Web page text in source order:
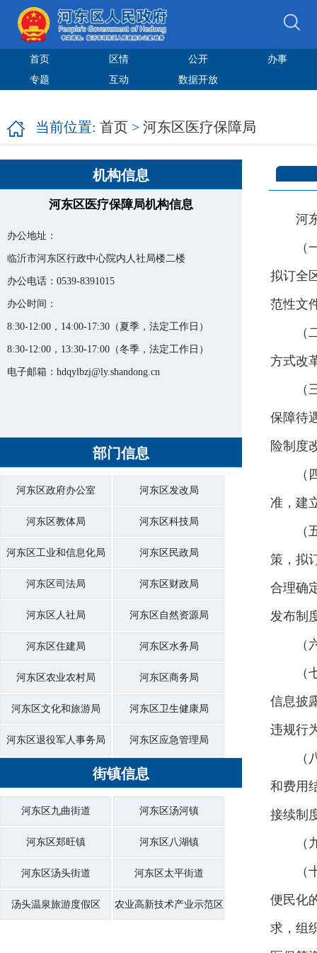
首页 区情 公开
办事
专题
互动 数据开放
当前位置: 首页 > 河东区医疗保障局
机构信息
河东区医疗保障局机构信息
办公地址：
临沂市河东区行政中心院内人社局楼二楼
办公电话：0539-8391015
办公时间：
8:30-12:00，14:00-17:30（夏季，法定工作日）
8:30-12:00，13:30-17:00（冬季，法定工作日）
电子邮箱：hdqylbzj@ly.shandong.cn
部门信息
河东区政府办公室 河东区发改局
河东区教体局 河东区科技局
河东区工业和信息化局 河东区民政局
河东区司法局 河东区财政局
河东区人社局 河东区自然资源局
河东区住建局 河东区水务局
河东区农业农村局 河东区商务局
河东区文化和旅游局 河东区卫生健康局
河东区退役军人事务局 河东区应急管理局
河东区行政审批服务局
街镇信息
河东区九曲街道 河东区汤河镇
河东区郑旺镇 河东区八湖镇
河东区汤头街道 河东区太平街道
汤头温泉旅游度假区 农业高新技术产业示范区
河
拟订全
范性文
方式改
保障待
险制度
准，建
策，拟
合理确
发布制
信息披
违规行
和费用
接续制
便民化
求，组